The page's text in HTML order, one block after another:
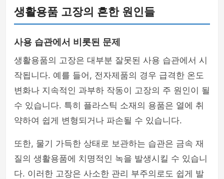
생활용품 고장의 흔한 원인들
사용 습관에서 비롯된 문제
생활용품의 고장은 대부분 잘못된 사용 습관에서 시
작됩니다. 예를 들어, 전자제품의 경우 급격한 온도
변화나 지속적인 과부하 작동이 고장의 주 원인이 될
수 있습니다. 특히 플라스틱 소재의 용품은 열에 취
약하여 쉽게 변형되거나 파손될 수 있습니다.
또한, 물기 가득한 상태로 보관하는 습관은 금속 재
질의 생활용품에 치명적인 녹을 발생시킬 수 있습니
다. 이러한 고장은 사소한 관리 부주의로도 쉽게 발